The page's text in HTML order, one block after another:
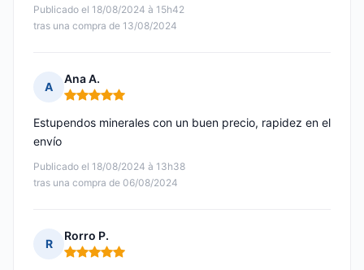
Publicado el 18/08/2024 à 15h42
tras una compra de 13/08/2024
A
Ana A.
Nota: 5 de 5
Publicado el 18/08/2024 à 13h38
tras una compra de 06/08/2024
Estupendos minerales con un buen precio, rapidez en el
envío
R
Rorro P.
Nota: 5 de 5